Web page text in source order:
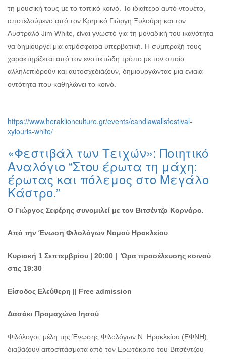
τη μουσική τους με το τοπικό κοινό. Το ιδιαίτερο αυτό ντουέτο,
αποτελούμενο από τον Κρητικό Γιώργη Ξυλούρη και τον
Αυστραλό Jim White, είναι γνωστό για τη μοναδική του ικανότητα
να δημιουργεί μια ατμόσφαιρα υπερβατική. Η σύμπραξή τους
χαρακτηρίζεται από τον ενστικτώδη τρόπο με τον οποίο
αλληλεπιδρούν και αυτοσχεδιάζουν, δημιουργώντας μια ενιαία
οντότητα που καθηλώνει το κοινό.
https://www.heraklionculture.gr/events/candiawallsfestival-
xylouris-white/
«Φεστιβάλ των Τειχών»: Ποιητικό
Αναλόγιο “Στου έρωτα τη μάχη:
έρωτας και πόλεμος στο Μεγάλο
Κάστρο.”
Ο Γιώργος Σεφέρης συνομιλεί με τον Βιτσέντζο Κορνάρο.
Από την Ένωση Φιλολόγων Νομού Ηρακλείου
Κυριακή 1 Σεπτεμβρίου | 20:00 | Ώρα προσέλευσης κοινού
στις 19:30
Είσοδος Ελεύθερη || Free admission
Δασάκι Προμαχώνα Ιησού
Φιλόλογοι, μέλη της Ένωσης Φιλολόγων Ν. Ηρακλείου (ΕΦΝΗ),
διαβάζουν αποσπάσματα από τον Ερωτόκριτο του Βιτσέντζου